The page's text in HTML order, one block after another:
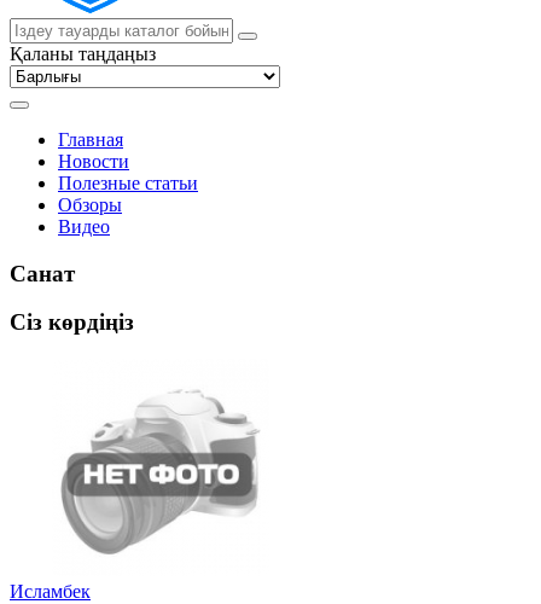
Қаланы таңдаңыз
Главная
Новости
Полезные статьи
Обзоры
Видео
Санат
Сіз көрдіңіз
Исламбек